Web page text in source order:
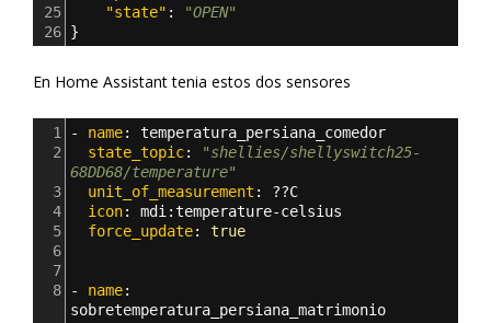
25
"state" :
"OPEN"
26 }
En Home Assistant tenia estos dos sensores
1 - name: temperatura_persiana_comedor
2
  state_topic
:
"shellies/shellyswitch25-
68DD68/temperature"
3
  unit_of_measurement
: ??C
4
  icon
: mdi :temperature-celsius
5
  force_update
: true
6
7
8
- name
sobretemperatura_persiana_matrimonio